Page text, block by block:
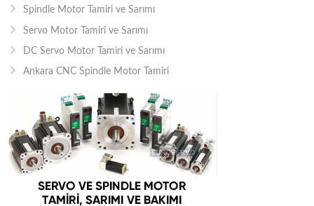
Spindle Motor Tamiri ve Sarımı
Servo Motor Tamiri ve Sarımı
DC Servo Motor Tamiri ve Sarımı
Ankara CNC Spindle Motor Tamiri